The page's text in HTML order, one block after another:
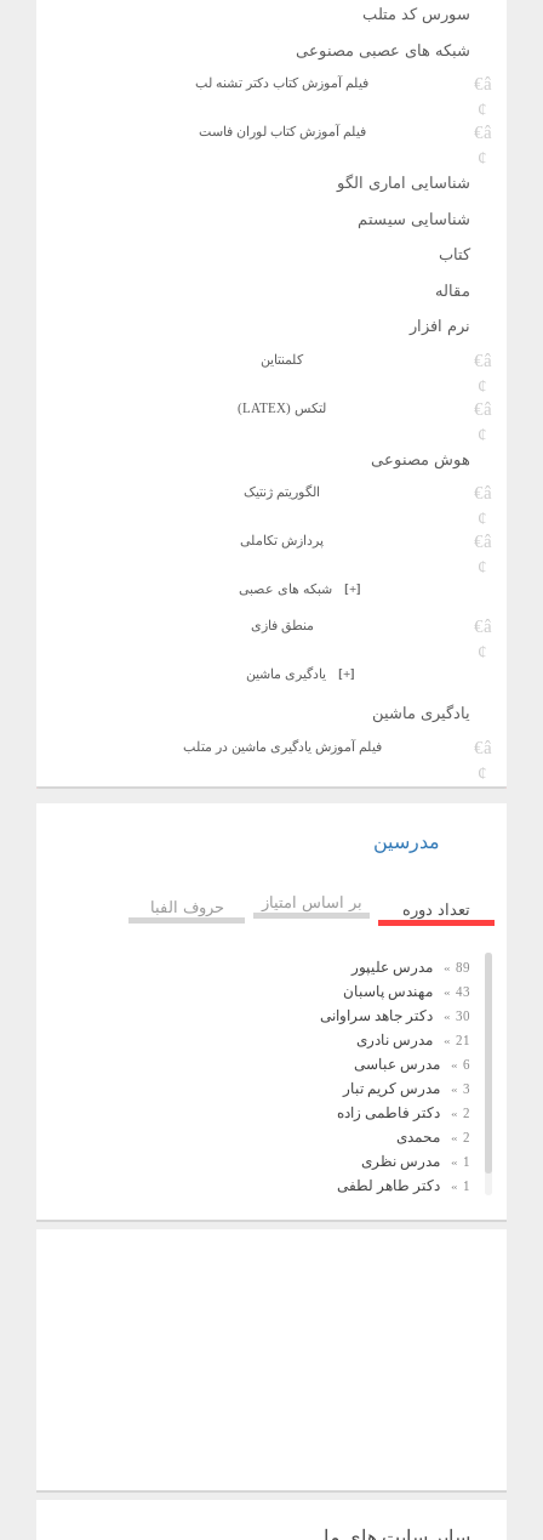
سورس کد متلب
شبکه های عصبی مصنوعی
فیلم آموزش کتاب دکتر تشنه لب
فیلم آموزش کتاب لوران فاست
شناسایی اماری الگو
شناسایی سیستم
کتاب
مقاله
نرم افزار
کلمنتاین
لتکس (LATEX)
هوش مصنوعی
الگوریتم ژنتیک
پردازش تکاملی
[+] شبکه های عصبی
منطق فازی
[+] یادگیری ماشین
یادگیری ماشین
فیلم آموزش یادگیری ماشین در متلب
مدرسین
تعداد دوره بر اساس امتیاز حروف الفبا
89 مدرس علیپور
43 مهندس پاسبان
30 دکتر جاهد سراوانی
21 مدرس نادری
6 مدرس عباسی
3 مدرس کریم تبار
2 دکتر فاطمی زاده
2 محمدی
1 مدرس نظری
1 دکتر طاهر لطفی